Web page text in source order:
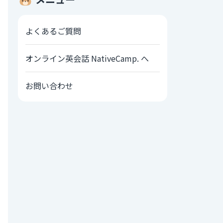
よくあるご質問
オンライン英会話 NativeCamp. へ
お問い合わせ